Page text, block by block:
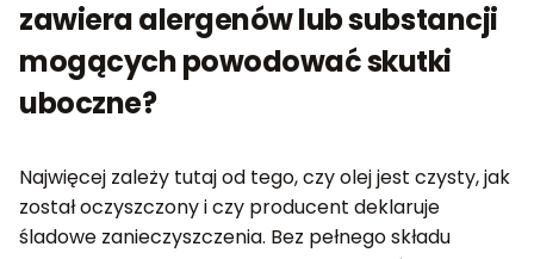
zawiera alergenów lub substancji
mogących powodować skutki
uboczne?
Najwięcej zależy tutaj od tego, czy olej jest czysty, jak
został oczyszczony i czy producent deklaruje
śladowe zanieczyszczenia. Bez pełnego składu